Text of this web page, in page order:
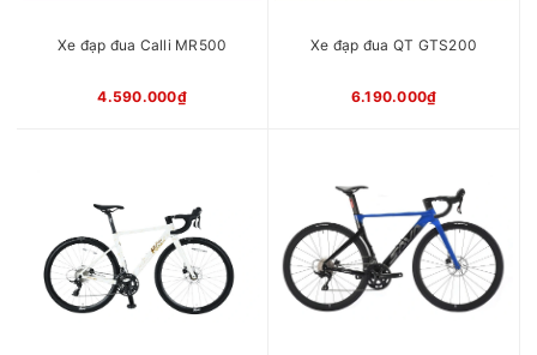
Cọc yên
Nhôm
Xe đạp đua Calli MR500
4.590.000₫
Xe đạp đua QT GTS200
6.190.000₫